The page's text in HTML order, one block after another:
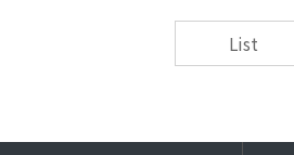
List